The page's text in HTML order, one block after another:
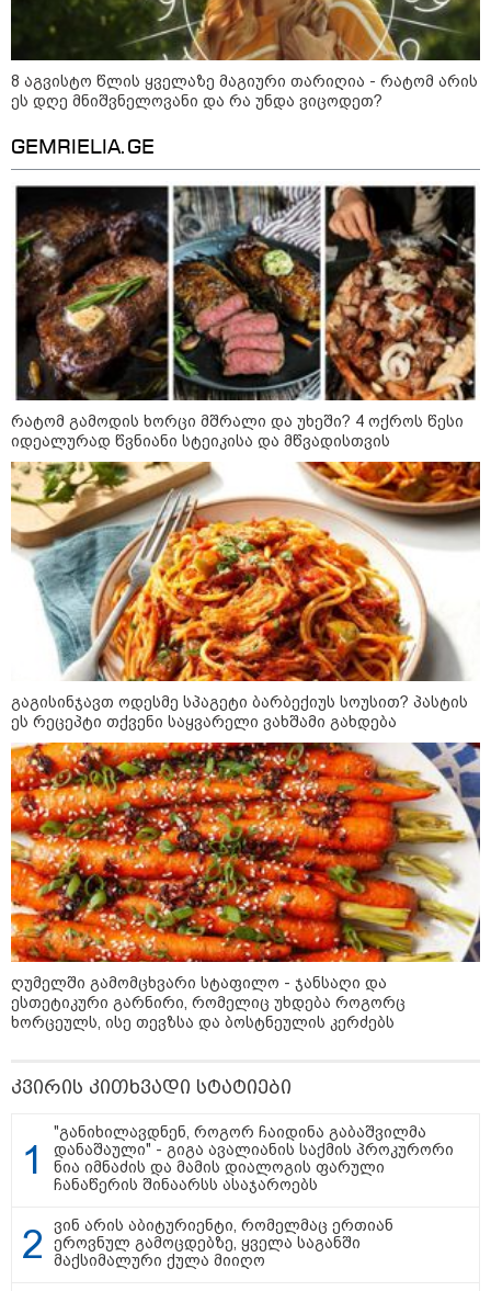
პაატა ზაქარეიშვილი -
შეუძლებელია ბარამიძის
განცხადება შეესაბამებოდეს
სინამდვილეს, ეს არის მისი
მოსაზრება, აბსოლუტურად
ამოვარდნილი რეალობიდან - არ
მოზაიკა
11:17 / 08-08-2026
არშემდგარი ქორწინება 15 წლით უფროს
ქართველთან - ალინა კაბაევას
საიდუმლო ცხოვრება: როგორ
გამოიყურებოდა ის პლასტიკურ
ოპერაციებამდე
14:20 / 08-08-2026
"ქალაქი დავთმე, მაგრამ
ქალურობა - არა. ვერ იჯერებენ
ფერმერი თუ ვარ" - როგორ
ცხოვრობს ახალგაზრდა ქალი,
რომელიც ქალაქიდან სოფლად
გადავიდა და ფერმერი გახდა
09:36 / 08-08-2026
"ბავშვობიდან ასე ვარ..
ფანატიკურად ვარ შეყვარებული
საქართველოზე" - გაიცანით
შეყვარებული სომეხი ბიჭი
23:15 / 07-08-2026
ამოუცნობი ანომალიური
მოვლენები - ტრამპის
ადმინისტრაციამ “UFO”- ს
გამოაქვეყნა
8 აგვისტო წლის ყველაზე მაგიური თარიღია - რატომ არის
ეს დღე მნიშვნელოვანი და რა უნდა ვიცოდეთ?
GEMRIELIA.GE
რატომ გამოდის ხორცი მშრალი და უხეში? 4 ოქროს წესი
იდეალურად წვნიანი სტეიკისა და მწვადისთვის
გაგისინჯავთ ოდესმე სპაგეტი ბარბექიუს სოუსით? პასტის
ეს რეცეპტი თქვენი საყვარელი ვახშამი გახდება
ღუმელში გამომცხვარი სტაფილო - ჯანსაღი და
ესთეტიკური გარნირი, რომელიც უხდება როგორც
ხორცეულს, ისე თევზსა და ბოსტნეულის კერძებს
კვირის კითხვადი სტატიები
"განიხილავდნენ, როგორ ჩაიდინა გაბაშვილმა
დანაშაული" - გიგა ავალიანის საქმის პროკურორი
ნია იმნაძის და მამის დიალოგის ფარული
ჩანაწერის შინაარსს ასაჯაროებს
ვინ არის აბიტურიენტი, რომელმაც ერთიან
ეროვნულ გამოცდებზე, ყველა საგანში
მაქსიმალური ქულა მიიღო